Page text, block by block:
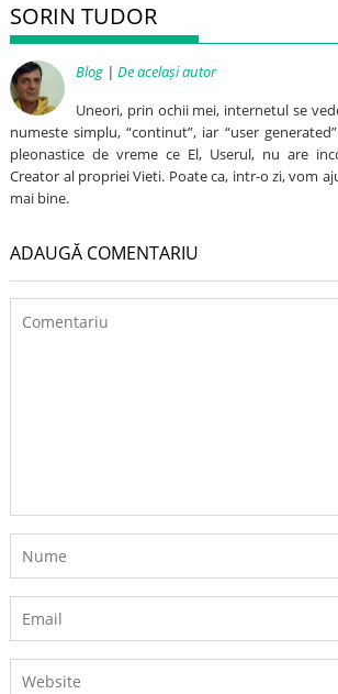
SORIN TUDOR
Blog |De același autor
Uneori, prin ochii mei, internetul se
numeste simplu, “continut”, iar “user
pleonastice de vreme ce El, Userul, nu are
Creator al propriei Vieti. Poate ca, intr-o zi, vom
mai bine.
ADAUGĂ COMENTARIU